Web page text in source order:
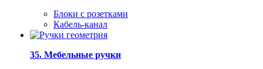
Блоки с розетками
Кабель-канал
35. Мебельные ручки